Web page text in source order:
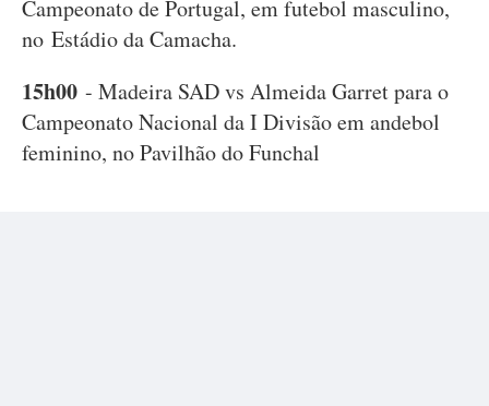
Campeonato de Portugal, em futebol masculino,
no Estádio da Camacha.
15h00 - Madeira SAD vs Almeida Garret para o
Campeonato Nacional da I Divisão em andebol
feminino, no Pavilhão do Funchal